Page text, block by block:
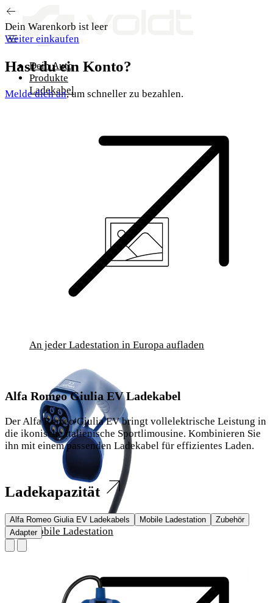
Zum Inhalt springen
Dein Auto
Produkte
Ladekabel
An jeder Ladestation in Europa aufladen
Mobile Ladestation
Dein Warenkorb ist leer
Weiter einkaufen
Hast du ein Konto?
Melde dich an, um schneller zu bezahlen.
Alfa Romeo Giulia EV Ladekabel
Der Alfa Romeo Giulia EV bringt vollelektrische Leistung in
die ikonische italienische Sportlimousine. Kombinieren Sie
ihn mit einem passenden Ladekabel für effizientes Laden.
Ladekapazität
Alfa Romeo Giulia EV Ladekabels Mobile Ladestation
Zubehör
Adapter